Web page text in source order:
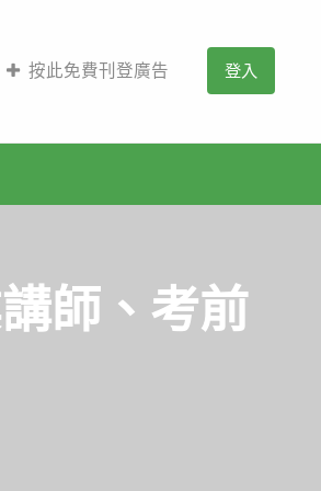
按此免費刊登廣告 登入
師、考前